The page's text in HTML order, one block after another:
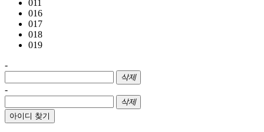
011
016
017
018
019
-
삭제
-
삭제
아이디 찾기